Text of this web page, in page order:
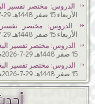
الدروس: مختصر تفسير
الأربعاء 15 صفر 1448هـ 29-7-2026م
الدروس: مختصر تفسير
الأربعاء 15 صفر 1448هـ 29-7-2026م
الدروس: مختصر تفسير
15 صفر 1448هـ 29-7-2026م
الدروس: مختصر تفسير
15 صفر 1448هـ 29-7-2026م